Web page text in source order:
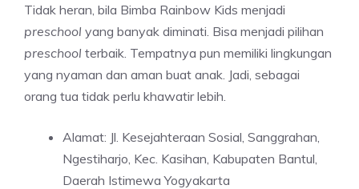
Tidak heran, bila Bimba Rainbow Kids menjadi
preschool yang banyak diminati. Bisa menjadi pilihan
preschool terbaik. Tempatnya pun memiliki lingkungan
yang nyaman dan aman buat anak. Jadi, sebagai
orang tua tidak perlu khawatir lebih.
Alamat: Jl. Kesejahteraan Sosial, Sanggrahan,
Ngestiharjo, Kec. Kasihan, Kabupaten Bantul,
Daerah Istimewa Yogyakarta